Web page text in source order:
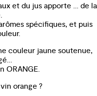
et du jus apporte … de la
spécifiques, et puis
couleur jaune soutenue,
ORANGE.
orange ?